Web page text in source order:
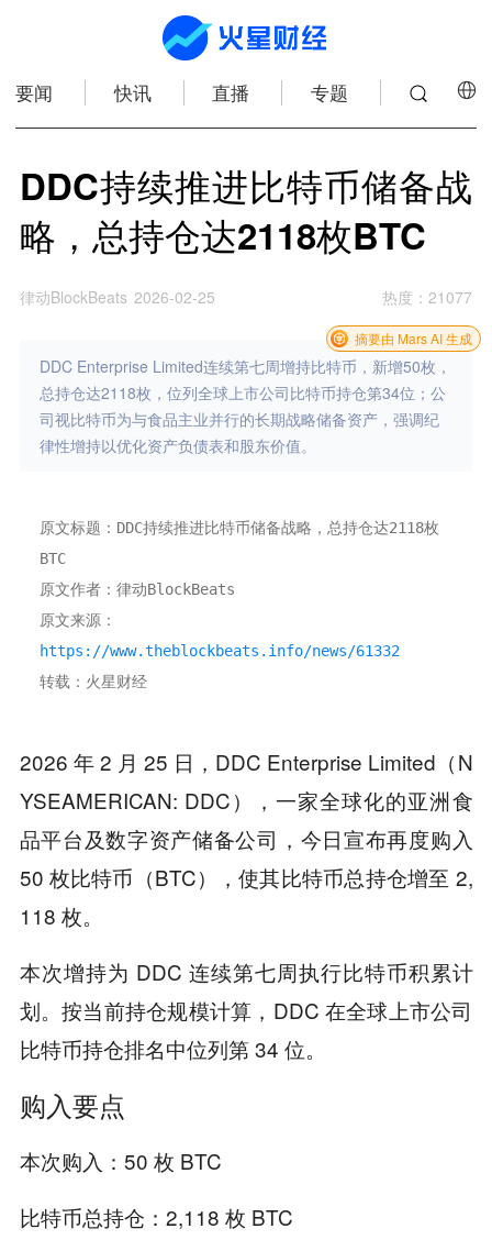
要闻 快讯 直播 专题
DDC持续推进比特币储备战
略，总持仓达2118枚BTC
律动BlockBeats 2026-02-25 热度 ： 21077
DDC Enterprise Limited连续第七周增持比特币，新增50枚，
总持仓达2118枚，位列全球上市公司比特币持仓第34位；公
司视比特币为与食品主业并行的长期战略储备资产，强调纪
律性增持以优化资产负债表和股东价值。
摘要由 Mars AI 生成
原文标题：DDC持续推进比特币储备战略，总持仓达2118枚
BTC
原文作者：律动BlockBeats
原文来源：
https://www.theblockbeats.info/news/61332
转载：火星财经
2026 年 2 月 25 日，DDC Enterprise Limited（N
YSEAMERICAN: DDC），一家全球化的亚洲食
品平台及数字资产储备公司，今日宣布再度购入
50 枚比特币（BTC），使其比特币总持仓增至 2,
118 枚。
本次增持为 DDC 连续第七周执行比特币积累计
划。按当前持仓规模计算，DDC 在全球上市公司
比特币持仓排名中位列第 34 位。
购入要点
本次购入：50 枚 BTC
比特币总持仓：2,118 枚 BTC